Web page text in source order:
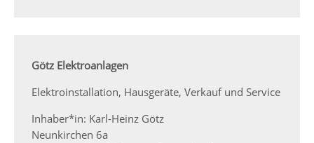
Götz Elektroanlagen
Elektroinstallation, Hausgeräte, Verkauf und Service
Inhaber*in: Karl-Heinz Götz
Neunkirchen 6a